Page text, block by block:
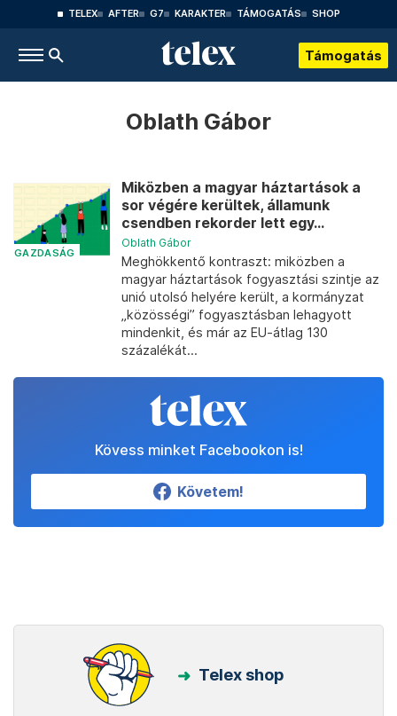
TELEX AFTER G7 KARAKTER TÁMOGATÁS SHOP
Támogatás
Oblath Gábor
GAZDASÁG
Miközben a magyar háztartások a
sor végére kerültek, államunk
csendben rekorder lett egy...
Oblath Gábor
Meghökkentő kontraszt: miközben a
magyar háztartások fogyasztási szintje az
unió utolsó helyére került, a kormányzat
„közösségi” fogyasztásban lehagyott
mindenkit, és már az EU-átlag 130
százalékát...
Kövess minket Facebookon is!
Követem!
Telex shop